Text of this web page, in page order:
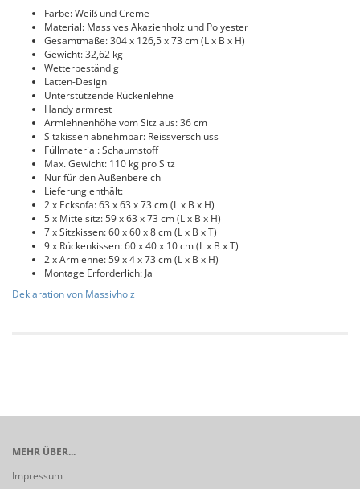
Farbe: Weiß und Creme
Material: Massives Akazienholz und Polyester
Gesamtmaße: 304 x 126,5 x 73 cm (L x B x H)
Gewicht: 32,62 kg
Wetterbeständig
Latten-Design
Unterstützende Rückenlehne
Handy armrest
Armlehnenhöhe vom Sitz aus: 36 cm
Sitzkissen abnehmbar: Reissverschluss
Füllmaterial: Schaumstoff
Max. Gewicht: 110 kg pro Sitz
Nur für den Außenbereich
Lieferung enthält:
2 x Ecksofa: 63 x 63 x 73 cm (L x B x H)
5 x Mittelsitz: 59 x 63 x 73 cm (L x B x H)
7 x Sitzkissen: 60 x 60 x 8 cm (L x B x T)
9 x Rückenkissen: 60 x 40 x 10 cm (L x B x T)
2 x Armlehne: 59 x 4 x 73 cm (L x B x H)
Montage Erforderlich: Ja
Deklaration von Massivholz
MEHR ÜBER...
Impressum